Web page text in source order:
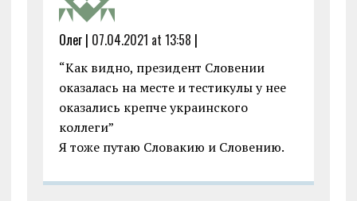
Олег | 07.04.2021 at 13:58 |
“Как видно, президент Словении
оказалась на месте и тестикулы у нее
оказались крепче украинского
коллеги”
Я тоже путаю Словакию и Словению.